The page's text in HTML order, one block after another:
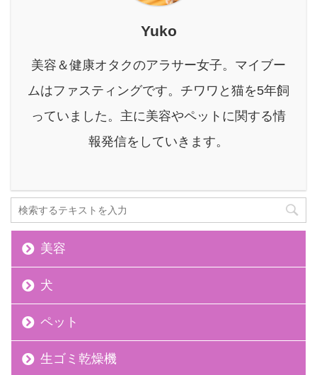
た。 しかも文章書くのが
苦手なくせに、昔からブ
で、いつしか『文章で飯
食えたらいいな』と思う
Yuko
美容＆健康オタクのアラサー女子。マイブー
ムはファスティングです。チワワと猫を5年飼
っていました。主に美容やペットに関する情
報発信をしていきます。
美容
犬
ペット
生ゴミ乾燥機